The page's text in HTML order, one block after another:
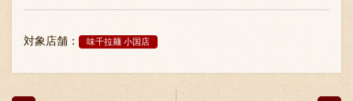
会社案内
対象店舗： 味千拉麺 小国店